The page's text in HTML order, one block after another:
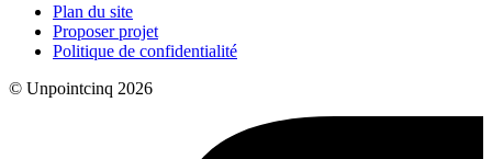
Plan du site
Proposer projet
Politique de confidentialité
© Unpointcinq 2026